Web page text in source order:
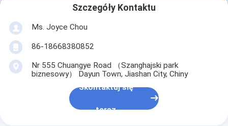
Szczegóły Kontaktu
Ms. Joyce Chou
86-18668380852
Nr 555 Chuangye Road （Szanghajski park
biznesowy） Dayun Town, Jiashan City, Chiny
Skontaktuj się
teraz